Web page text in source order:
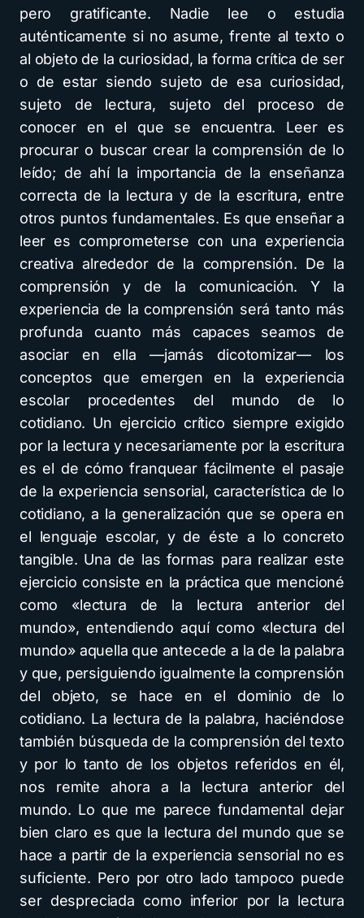
pero gratificante. Nadie lee o estudia
auténticamente si no asume, frente al texto o
al objeto de la curiosidad, la forma crítica de ser
o de estar siendo sujeto de esa curiosidad,
sujeto de lectura, sujeto del proceso de
conocer en el que se encuentra. Leer es
procurar o buscar crear la comprensión de lo
leído; de ahí la importancia de la enseñanza
correcta de la lectura y de la escritura, entre
otros puntos fundamentales. Es que enseñar a
leer es comprometerse con una experiencia
creativa alrededor de la comprensión. De la
comprensión y de la comunicación. Y la
experiencia de la comprensión será tanto más
profunda cuanto más capaces seamos de
asociar en ella —jamás dicotomizar— los
conceptos que emergen en la experiencia
escolar procedentes del mundo de lo
cotidiano. Un ejercicio crítico siempre exigido
por la lectura y necesariamente por la escritura
es el de cómo franquear fácilmente el pasaje
de la experiencia sensorial, característica de lo
cotidiano, a la generalización que se opera en
el lenguaje escolar, y de éste a lo concreto
tangible. Una de las formas para realizar este
ejercicio consiste en la práctica que mencioné
como «lectura de la lectura anterior del
mundo», entendiendo aquí como «lectura del
mundo» aquella que antecede a la de la palabra
y que, persiguiendo igualmente la comprensión
del objeto, se hace en el dominio de lo
cotidiano. La lectura de la palabra, haciéndose
también búsqueda de la comprensión del texto
y por lo tanto de los objetos referidos en él,
nos remite ahora a la lectura anterior del
mundo. Lo que me parece fundamental dejar
bien claro es que la lectura del mundo que se
hace a partir de la experiencia sensorial no es
suficiente. Pero por otro lado tampoco puede
ser despreciada como inferior por la lectura